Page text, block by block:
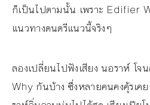
ก็เป็นไปตามนั้น เพราะ Edifier
แนวทางดนตรีแนวนี้จริงๆ
ลองเปลี่ยนไปฟังเสียง นอราห์ โ
Why กันบ้าง ซึ่งหลายคนคงคุ้รเค